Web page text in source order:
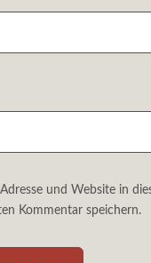
und Website in
Kommentar speichern.